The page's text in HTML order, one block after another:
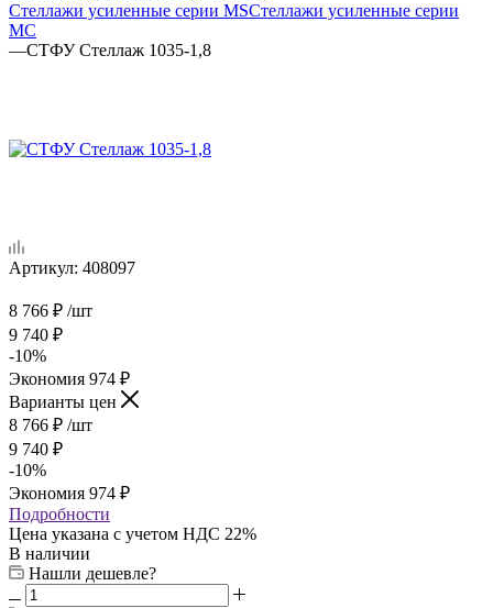
Стеллажи усиленные серии MSСтеллажи усиленные серии
МС
—СТФУ Стеллаж 1035-1,8
Артикул: 408097
8 766 ₽ /шт
9 740 ₽
-10%
Экономия 974 ₽
Варианты цен
8 766 ₽ /шт
9 740 ₽
-10%
Экономия 974 ₽
Подробности
Цена указана с учетом НДС 22%
В наличии
Нашли дешевле?